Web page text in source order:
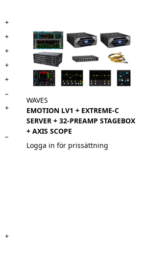
+
+
+
+
+
−
+
−
+
WAVES
EMOTION LV1 + EXTREME-C
SERVER + 32-PREAMP STAGEBOX
+ AXIS SCOPE
Logga in för prissättning